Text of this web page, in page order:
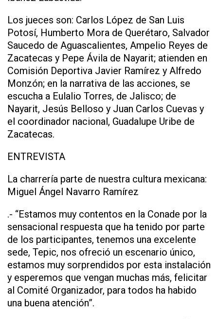
Los jueces son: Carlos López de San Luis
Potosí, Humberto Mora de Querétaro, Salvador
Saucedo de Aguascalientes, Ampelio Reyes de
Zacatecas y Pepe Ávila de Nayarit; atienden en
Comisión Deportiva Javier Ramírez y Alfredo
Monzón; en la narrativa de las acciones, se
escucha a Eulalio Torres, de Jalisco; de
Nayarit, Jesús Belloso y Juan Carlos Cuevas y
el coordinador nacional, Guadalupe Uribe de
Zacatecas.
ENTREVISTA
La charrería parte de nuestra cultura mexicana:
Miguel Ángel Navarro Ramírez
.- “Estamos muy contentos en la Conade por la
sensacional respuesta que ha tenido por parte
de los participantes, tenemos una excelente
sede, Tepic, nos ofreció un escenario único,
estamos muy sorprendidos por esta instalación
y esperemos que vengan muchas más, felicitar
al Comité Organizador, para todos ha habido
una buena atención”.